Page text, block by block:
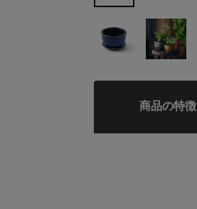
商品の特徴